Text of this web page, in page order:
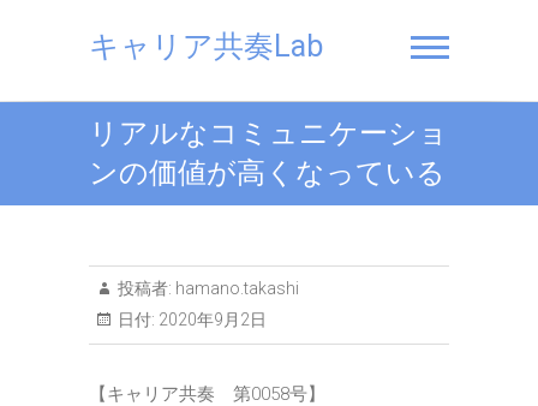
キャリア共奏Lab
リアルなコミュニケーショ
ンの価値が高くなっている
投稿者: hamano.takashi
日付: 2020年9月2日
【キャリア共奏 第0058号】